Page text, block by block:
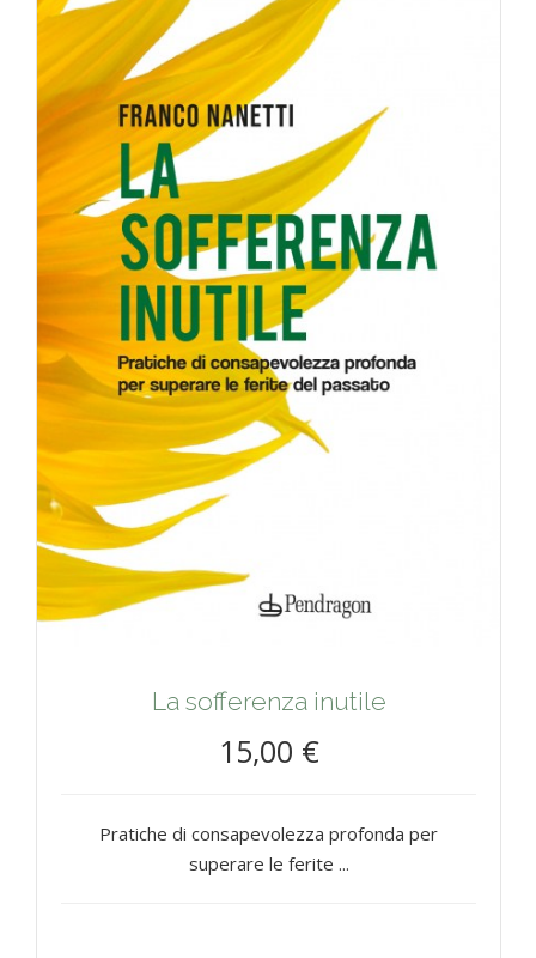
La sofferenza inutile
15,00 €
Pratiche di consapevolezza profonda per
superare le ferite ...